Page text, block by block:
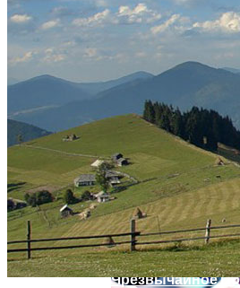
Растущая
Руках Си
Извержение
Чрезвычайное
В Киеве Люди
Метро По Улице